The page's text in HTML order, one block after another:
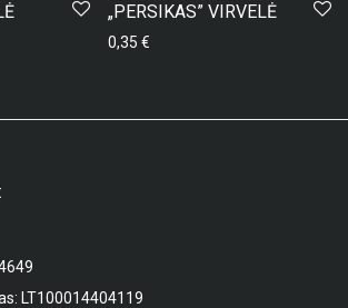
„PERSIKAS” VIRVELĖ
0,35 €
LT100014404119